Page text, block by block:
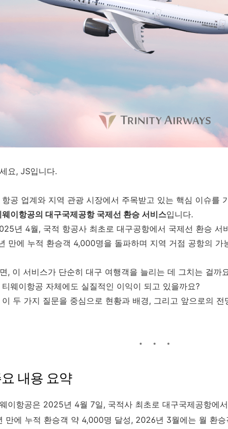
요, JS입니다.
항공 업계와 지역 관광 시장에서 주목받고 있는 핵심 이슈를
웨이항공의 대구국제공항 국제선 환승 서비스입니다.
년 4월, 국적 항공사 최초로 대구공항에서 국제선 환승 서
만에 누적 환승객 4,000명을 돌파하며 지역 거점 공항의 가
, 이 서비스가 단순히 대구 여행객을 늘리는 데 그치는 걸까
티웨이항공 자체에도 실질적인 이익이 되고 있을까요?
이 두 가지 질문을 중심으로 현황과 배경, 그리고 앞으로의 전
내용 요약
이항공은 2025년 4월 7일, 국적사 최초로 대구국제공항에
만에 누적 환승객 약 4,000명 달성, 2026년 3월에는 월 환